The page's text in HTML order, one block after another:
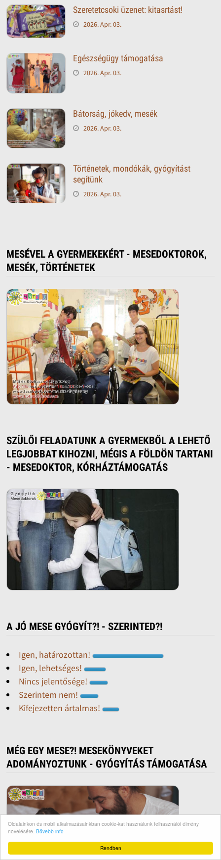
Rendben
Oldalainkon és mobil alkalmazásainkban cookie-kat használunk felhasználói élmény
növelésére. Bővebb info
Szeretetcsoki üzenet: kitasrtást!
2026. Apr. 03.
Egészségügy támogatása
2026. Apr. 03.
Bátorság, jókedv, mesék
2026. Apr. 03.
Történetek, mondókák, gyógyítást
segítünk
2026. Apr. 03.
MESÉVEL A GYERMEKEKÉRT - MESEDOKTOROK,
MESÉK, TÖRTÉNETEK
SZÜLŐI FELADATUNK A GYERMEKBŐL A LEHETŐ
LEGJOBBAT KIHOZNI, MÉGIS A FÖLDÖN TARTANI
- MESEDOKTOR, KÓRHÁZTÁMOGATÁS
A JÓ MESE GYÓGYÍT?! - SZERINTED?!
Igen, határozottan!
Igen, lehetséges!
Nincs jelentősége!
Szerintem nem!
Kifejezetten ártalmas!
MÉG EGY MESE?! MESEKÖNYVEKET
ADOMÁNYOZTUNK - GYÓGYÍTÁS TÁMOGATÁSA